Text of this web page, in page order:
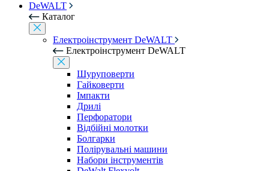
DeWALT
Каталог
Електроінструмент DeWALT
Електроінструмент DeWALT
Шуруповерти
Гайковерти
Імпакти
Дрилі
Перфоратори
Відбійні молотки
Болгарки
Полірувальні машини
Набори інструментів